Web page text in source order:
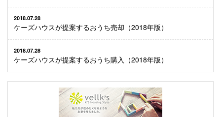
2018.07.28
ケーズハウスが提案するおうち売却（2018年版）
2018.07.28
ケーズハウスが提案するおうち購入（2018年版）